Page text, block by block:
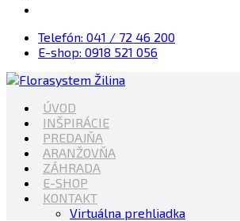
Telefón: 041 / 72 46 200
E-shop: 0918 521 056
Florasystem Žilina
Kvety, Sviečky, dekorácie, Záhrada
ÚVOD
INŠPIRÁCIE
PREDAJŇA
ARANŽOVŇA
ZÁHRADA
E-SHOP
KONTAKT
Virtuálna prehliadka